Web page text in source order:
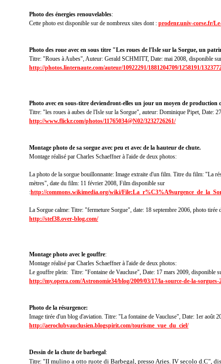
Photo des énergies renouvelables:
Cette photo est disponible sur de nombreux sites dont : prodenr.univ-corse.fr/
Photo des roue avec en sous titre "Les roues de l'Isle sur la Sorgue, un
Titre: "Roues à Aubes", Auteur: Gerald SCHMITT, Date: mai 2008, disponible
http://photos.linternaute.com/auteur/10922291/1881204709/1258191/
Photo avec en sous-titre deviendront-elles un jour un moyen de production
Titre: "les roues à aubes de l'Isle sur la Sorgue", auteur: Dominique Pipet, Date:
http://www.flickr.com/photos/11765034@N02/3232726261/
Montage photo de sa sorgue avec peu et avec de la hauteur de chute.
Montage réalisé par Charles Schaeffner à l'aide de deux photos:
La photo de la sorgue bouillonnante: Image extraite d'un film. Titre du film: "La
mètres", date du film: 11 février 2008, Film disponible sur
:http://commons.wikimedia.org/wiki/
La Sorgue calme: Titre: "fermeture Sorgue", date: 18 septembre 2006, photo
http://stef38.over-blog.com/
Montage photo avec le gouffre:
Montage réalisé par Charles Schaeffner à l'aide de deux photos:
Le gouffre plein: Titre: "Fontaine de Vaucluse", Date: 17 mars 2009, disponible
http://my.opera.com/Astronomie34/blog/2009/03/17/la-source-de-la-sorgues-
Photo de la résurgence:
Image tirée d'un blog d'aviation. Titre: "La fontaine de Vaucluse", Date: 1er août
http://aeroclubvauclusien.blogspirit.com/tourisme_vue_du_ciel/
Dessin de la chute de barbegal:
Titre: "II mulino a otto ruote di Barbegal, presso Aries. IV secolo d.C",